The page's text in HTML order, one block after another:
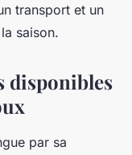
transport et un
saison.
disponibles
par sa